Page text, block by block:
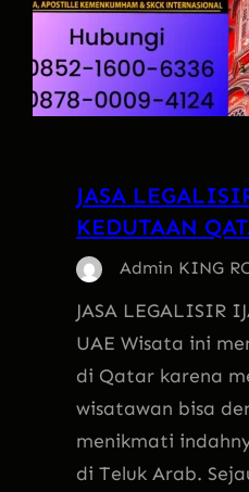
JASA
KEDUTAAN
Admin KING
JASA LEGALISIR
UAE Wisata ini
di Qatar karena
wisatawan bisa
menikmati
di Teluk Arab.